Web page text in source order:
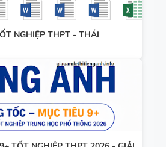
NGHIỆP THPT - THÁI